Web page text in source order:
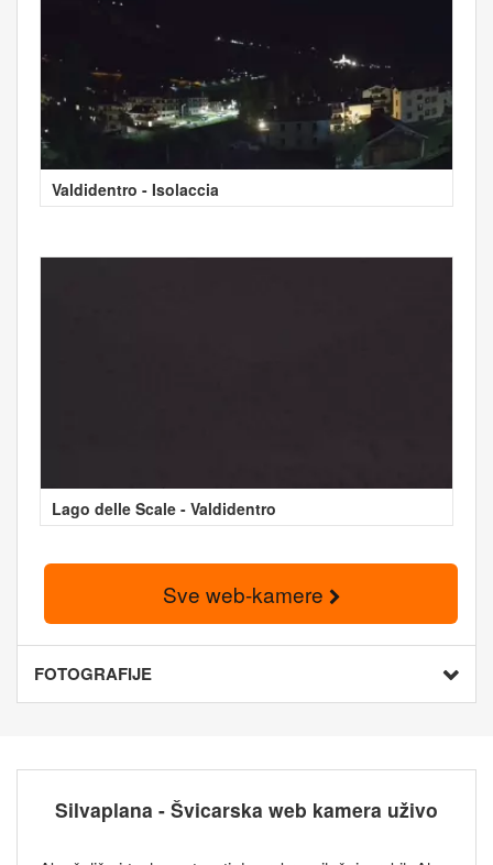
Valdidentro - Isolaccia
Lago delle Scale - Valdidentro
Sve web-kamere
FOTOGRAFIJE
Silvaplana - Švicarska web kamera uživo